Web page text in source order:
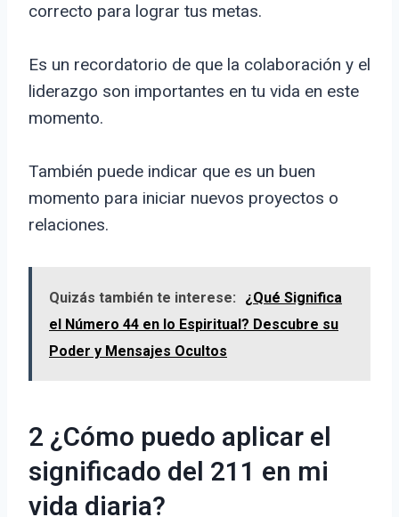
correcto para lograr tus metas.
Es un recordatorio de que la colaboración y el
liderazgo son importantes en tu vida en este
momento.
También puede indicar que es un buen
momento para iniciar nuevos proyectos o
relaciones.
Quizás también te interese:
¿Qué Significa
el Número 44 en lo Espiritual? Descubre su
Poder y Mensajes Ocultos
2 ¿Cómo puedo aplicar el
significado del 211 en mi
vida diaria?